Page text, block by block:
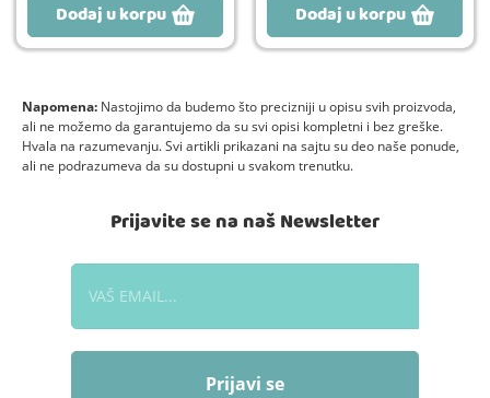
Dodaj u korpu Dodaj u korpu
Napomena: Nastojimo da budemo što precizniji u opisu svih proizvoda,
ali ne možemo da garantujemo da su svi opisi kompletni i bez greške.
Hvala na razumevanju. Svi artikli prikazani na sajtu su deo naše ponude,
ali ne podrazumeva da su dostupni u svakom trenutku.
Prijavite se na naš Newsletter
Prijavi se